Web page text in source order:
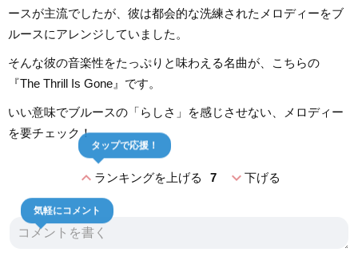
ースが主流でしたが、彼は都会的な洗練されたメロディーをブ
ルースにアレンジしていました。
そんな彼の音楽性をたっぷりと味わえる名曲が、こちらの
『The Thrill Is Gone』です。
いい意味でブルースの「らしさ」を感じさせない、メロディー
を要チェック！
expand_lessランキングを上げる 7
タップで応援！
expand_more下げる
気軽にコメント